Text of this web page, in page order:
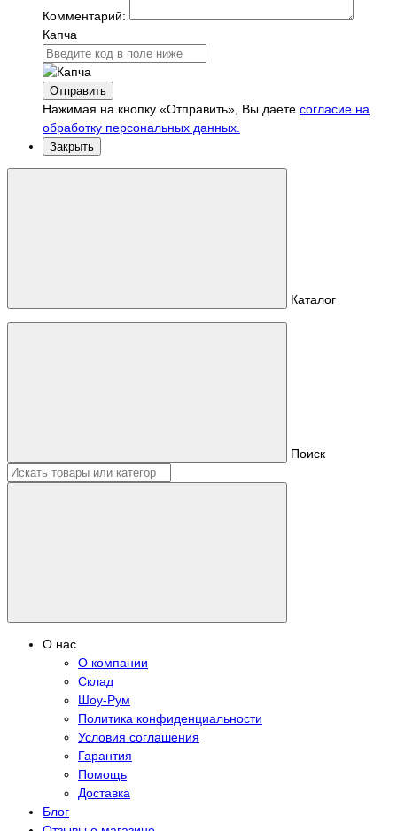
Комментарий:
Капча
Отправить
Нажимая на кнопку «Отправить», Вы даете согласие на
обработку персональных данных.
Закрыть
Каталог
Поиск
О нас
О компании
Склад
Шоу-Рум
Политика конфиденциальности
Условия соглашения
Гарантия
Помощь
Доставка
Блог